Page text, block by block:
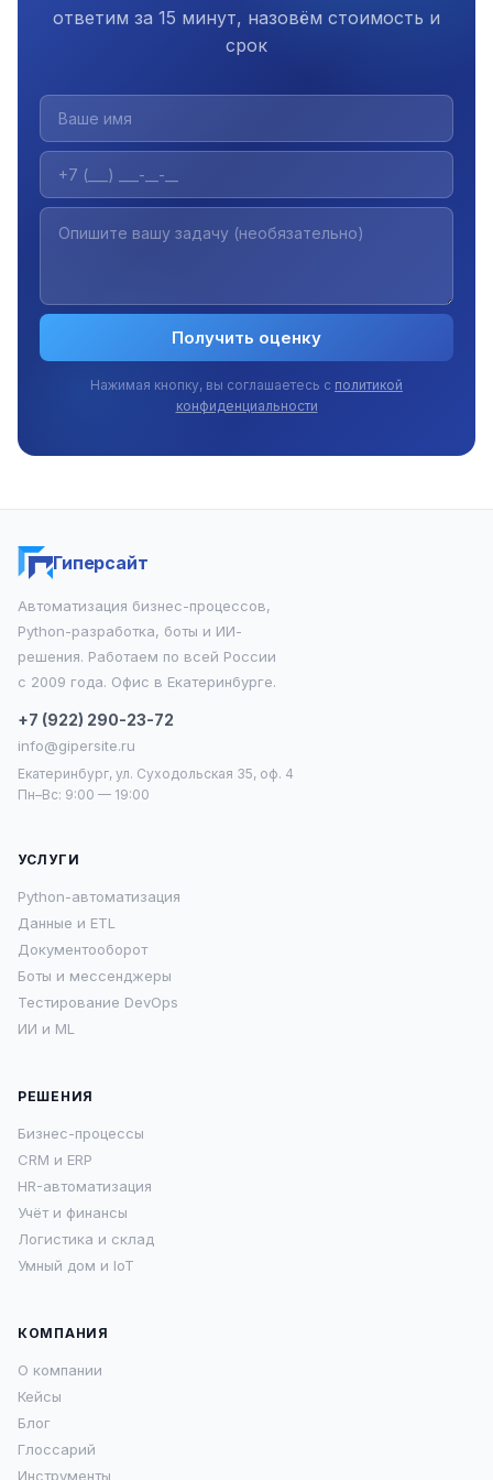
ответим за 15 минут, назовём стоимость и
срок
Получить оценку
Нажимая кнопку, вы соглашаетесь с политикой
конфиденциальности
Гиперсайт
Автоматизация бизнес-процессов,
Python-разработка, боты и ИИ-
решения. Работаем по всей России
с 2009 года. Офис в Екатеринбурге.
+7 (922) 290-23-72
info@gipersite.ru
Екатеринбург, ул. Суходольская 35, оф. 4
Пн–Вс: 9:00 — 19:00
УСЛУГИ
Python-автоматизация
Данные и ETL
Документооборот
Боты и мессенджеры
Тестирование DevOps
ИИ и ML
РЕШЕНИЯ
Бизнес-процессы
CRM и ERP
HR-автоматизация
Учёт и финансы
Логистика и склад
Умный дом и IoT
КОМПАНИЯ
О компании
Кейсы
Блог
Глоссарий
Инструменты